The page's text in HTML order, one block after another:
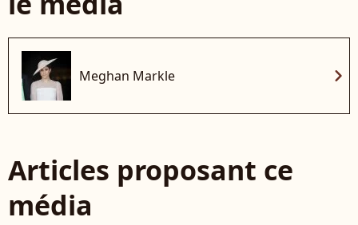
Meghan Markle chevron_right
Articles proposant ce
média